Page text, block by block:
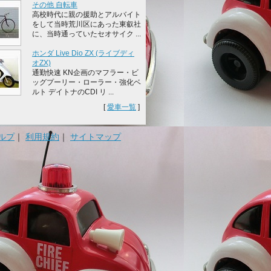
その他 自転車
高校時代に親の援助とアルバイト
をして当時荒川区にあった東叡社
に、当時通っていたセオサイク ...
ホンダ Live Dio ZX (ライブディ
オZX)
通勤快速 KN企画のマフラー・ビ
ッグプーリー・ローラー・強化ベ
ルト デイトナのCDI リ ...
[愛車一覧 ]
プ｜ 利用規約 ｜ サイトマップ